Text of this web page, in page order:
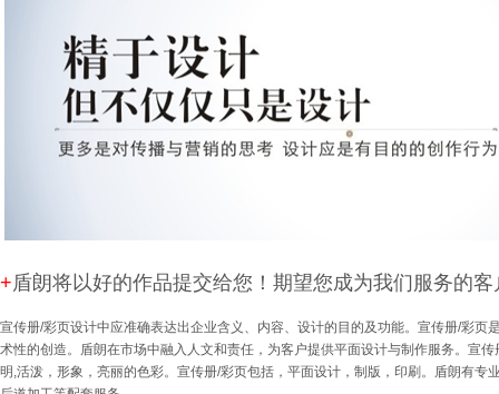
+盾朗将以好的作品提交给您！期望您成为我们服务的客
宣传册/彩页设计中应准确表达出企业含义、内容、设计的目的及功能。宣传册/彩页
术性的创造。盾朗在市场中融入人文和责任，为客户提供平面设计与制作服务。宣
明,活泼，形象，亮丽的色彩。宣传册/彩页包括，平面设计，制版，印刷。盾朗有专